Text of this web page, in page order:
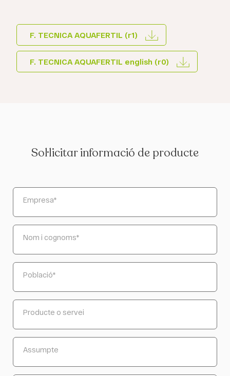
F. TECNICA AQUAFERTIL (r1)
F. TECNICA AQUAFERTIL english (r0)
Sol·licitar informació de producte
Empresa*
Nom i cognoms*
Població*
Producte o servei
Assumpte